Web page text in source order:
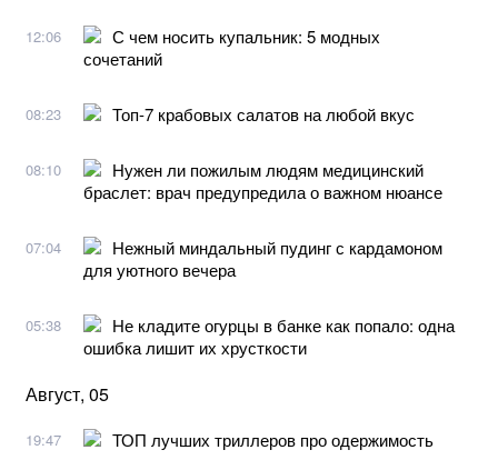
12:06
С чем носить купальник: 5 модных
сочетаний
08:23 Топ-7 крабовых салатов на любой вкус
08:10
Нужен ли пожилым людям медицинский
браслет: врач предупредила о важном нюансе
07:04
Нежный миндальный пудинг с кардамоном
для уютного вечера
05:38
Не кладите огурцы в банке как попало: одна
ошибка лишит их хрусткости
Август, 05
19:47 ТОП лучших триллеров про одержимость